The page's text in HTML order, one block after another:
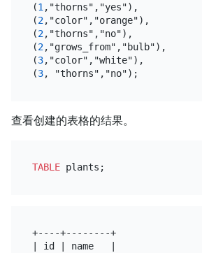
(1 ,"thorns","yes"),
(2,"color","orange"),
(2,"thorns","no"),
(2,"grows_from","bulb"),
(3,"color","white"),
(3
查看创建的表格的结果。
TABLE
+----+--------+
| id | name   |